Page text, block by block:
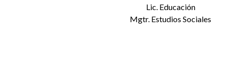
Lic. Educación
Mgtr. Estudios Sociales